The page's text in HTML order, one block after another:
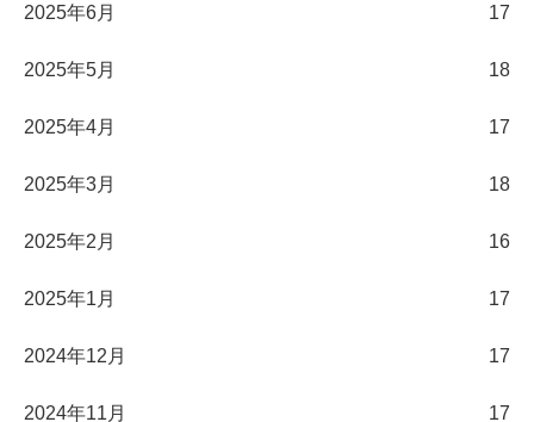
2025年6月 17
2025年5月 18
2025年4月 17
2025年3月 18
2025年2月 16
2025年1月 17
2024年12月 17
2024年11月 17